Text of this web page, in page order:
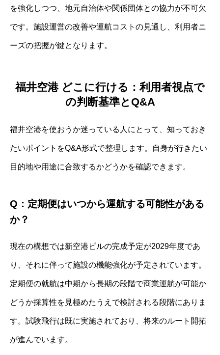
を強化しつつ、地元自治体や関係団体との協力が不可欠
です。施設運営の改善や運航コストの見通し、利用者ニ
ーズの把握が鍵となります。
福井空港 どこに行ける：利用者視点で
の判断基準とQ&A
福井空港を使おうか迷っている人にとって、知っておき
たいポイントをQ&A形式で整理します。自身が行きたい
目的地や用途に合致するかどうかを確認できます。
Q：定期便はいつから運航する可能性がある
か？
現在の構想では新空港ビルの完成予定が2029年度であ
り、それに伴って施設の機能強化が予定されています。
定期便の就航は中期から長期の段階で商業運航が可能か
どうか採算性を見極めたうえで検討される段階にありま
す。試験飛行は既に実施されており、将来のルート開拓
が進んでいます。